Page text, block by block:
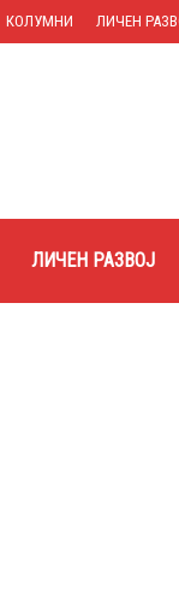
КОЛУМНИ ЛИЧЕН
ЛИЧЕН РАЗВОЈ